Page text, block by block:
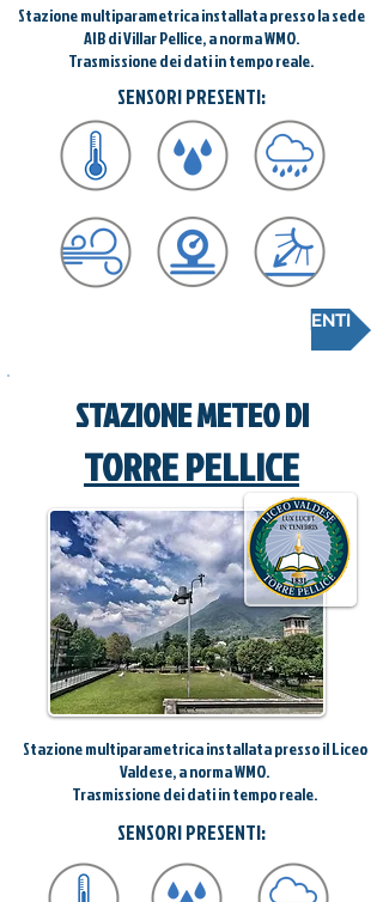
Stazione multiparametrica installata presso la sede
AIB di Villar Pellice, a norma WMO.
Trasmissione dei dati in tempo reale.
SENSORI PRESENTI:
CONSULTA LA SCHEDA RILEVAMENTI
STAZIONE METEO DI
TORRE PELLICE
Stazione multiparametrica installata presso il Liceo
Valdese, a norma WMO.
Trasmissione dei dati in tempo reale.
SENSORI PRESENTI: